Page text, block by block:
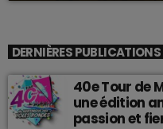
DERNIÈRES PUBLICATIONS
40e Tour de
une édition
passion et